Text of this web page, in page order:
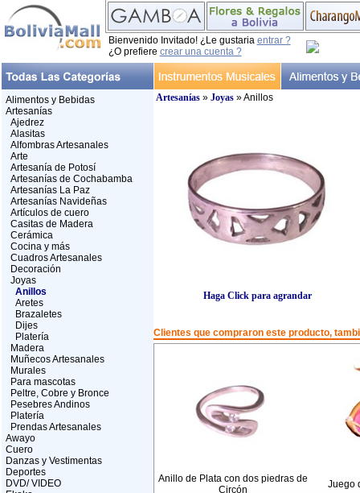
Bienvenido Invitado! ¿Le gustaria entrar ?
¿O prefiere crear una cuenta ?
Alimentos y Bebidas
Artesanías
Ajedrez
Alasitas
Alfombras Artesanales
Arte
Artesanía de Potosí
Artesanías de Cochabamba
Artesanías La Paz
Artesanías Navideñas
Artículos de cuero
Casitas de Madera
Cerámica
Cocina y más
Cuadros Artesanales
Decoración
Joyas
Anillos
Aretes
Brazaletes
Dijes
Platería
Madera
Muñecos Artesanales
Murales
Para mascotas
Peltre, Cobre y Bronce
Pesebres Andinos
Platería
Prendas Artesanales
Awayo
Cuero
Danzas y Vestimentas
Deportes
DVD/ VIDEO
Artesanías» Joyas» Anillos
Haga Click para agrandar
Clientes que compraron este producto,
Anillo de Plata con dos piedras de
Circón
Juego